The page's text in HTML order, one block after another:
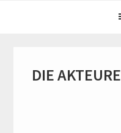
DIE AKTEURE